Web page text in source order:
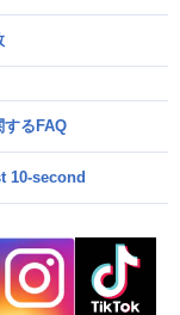
するFAQ
10-second